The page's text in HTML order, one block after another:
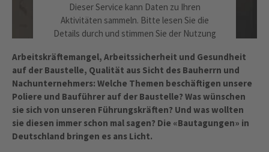
Dieser Service kann Daten zu Ihren
Aktivitäten sammeln. Bitte lesen Sie die
Details durch und stimmen Sie der Nutzung
MEHR INFORMATIONEN
AKZEPTIEREN
powered byUsercentrics Consent
Management Platform
Arbeitskräftemangel, Arbeitssicherheit und Gesundheit
auf der Baustelle, Qualität aus Sicht des Bauherrn und
Nachunternehmers: Welche Themen beschäftigen unsere
Poliere und Bauführer auf der Baustelle? Was wünschen
sie sich von unseren Führungskräften? Und was wollten
sie diesen immer schon mal sagen? Die «Bautagungen» in
Deutschland bringen es ans Licht.